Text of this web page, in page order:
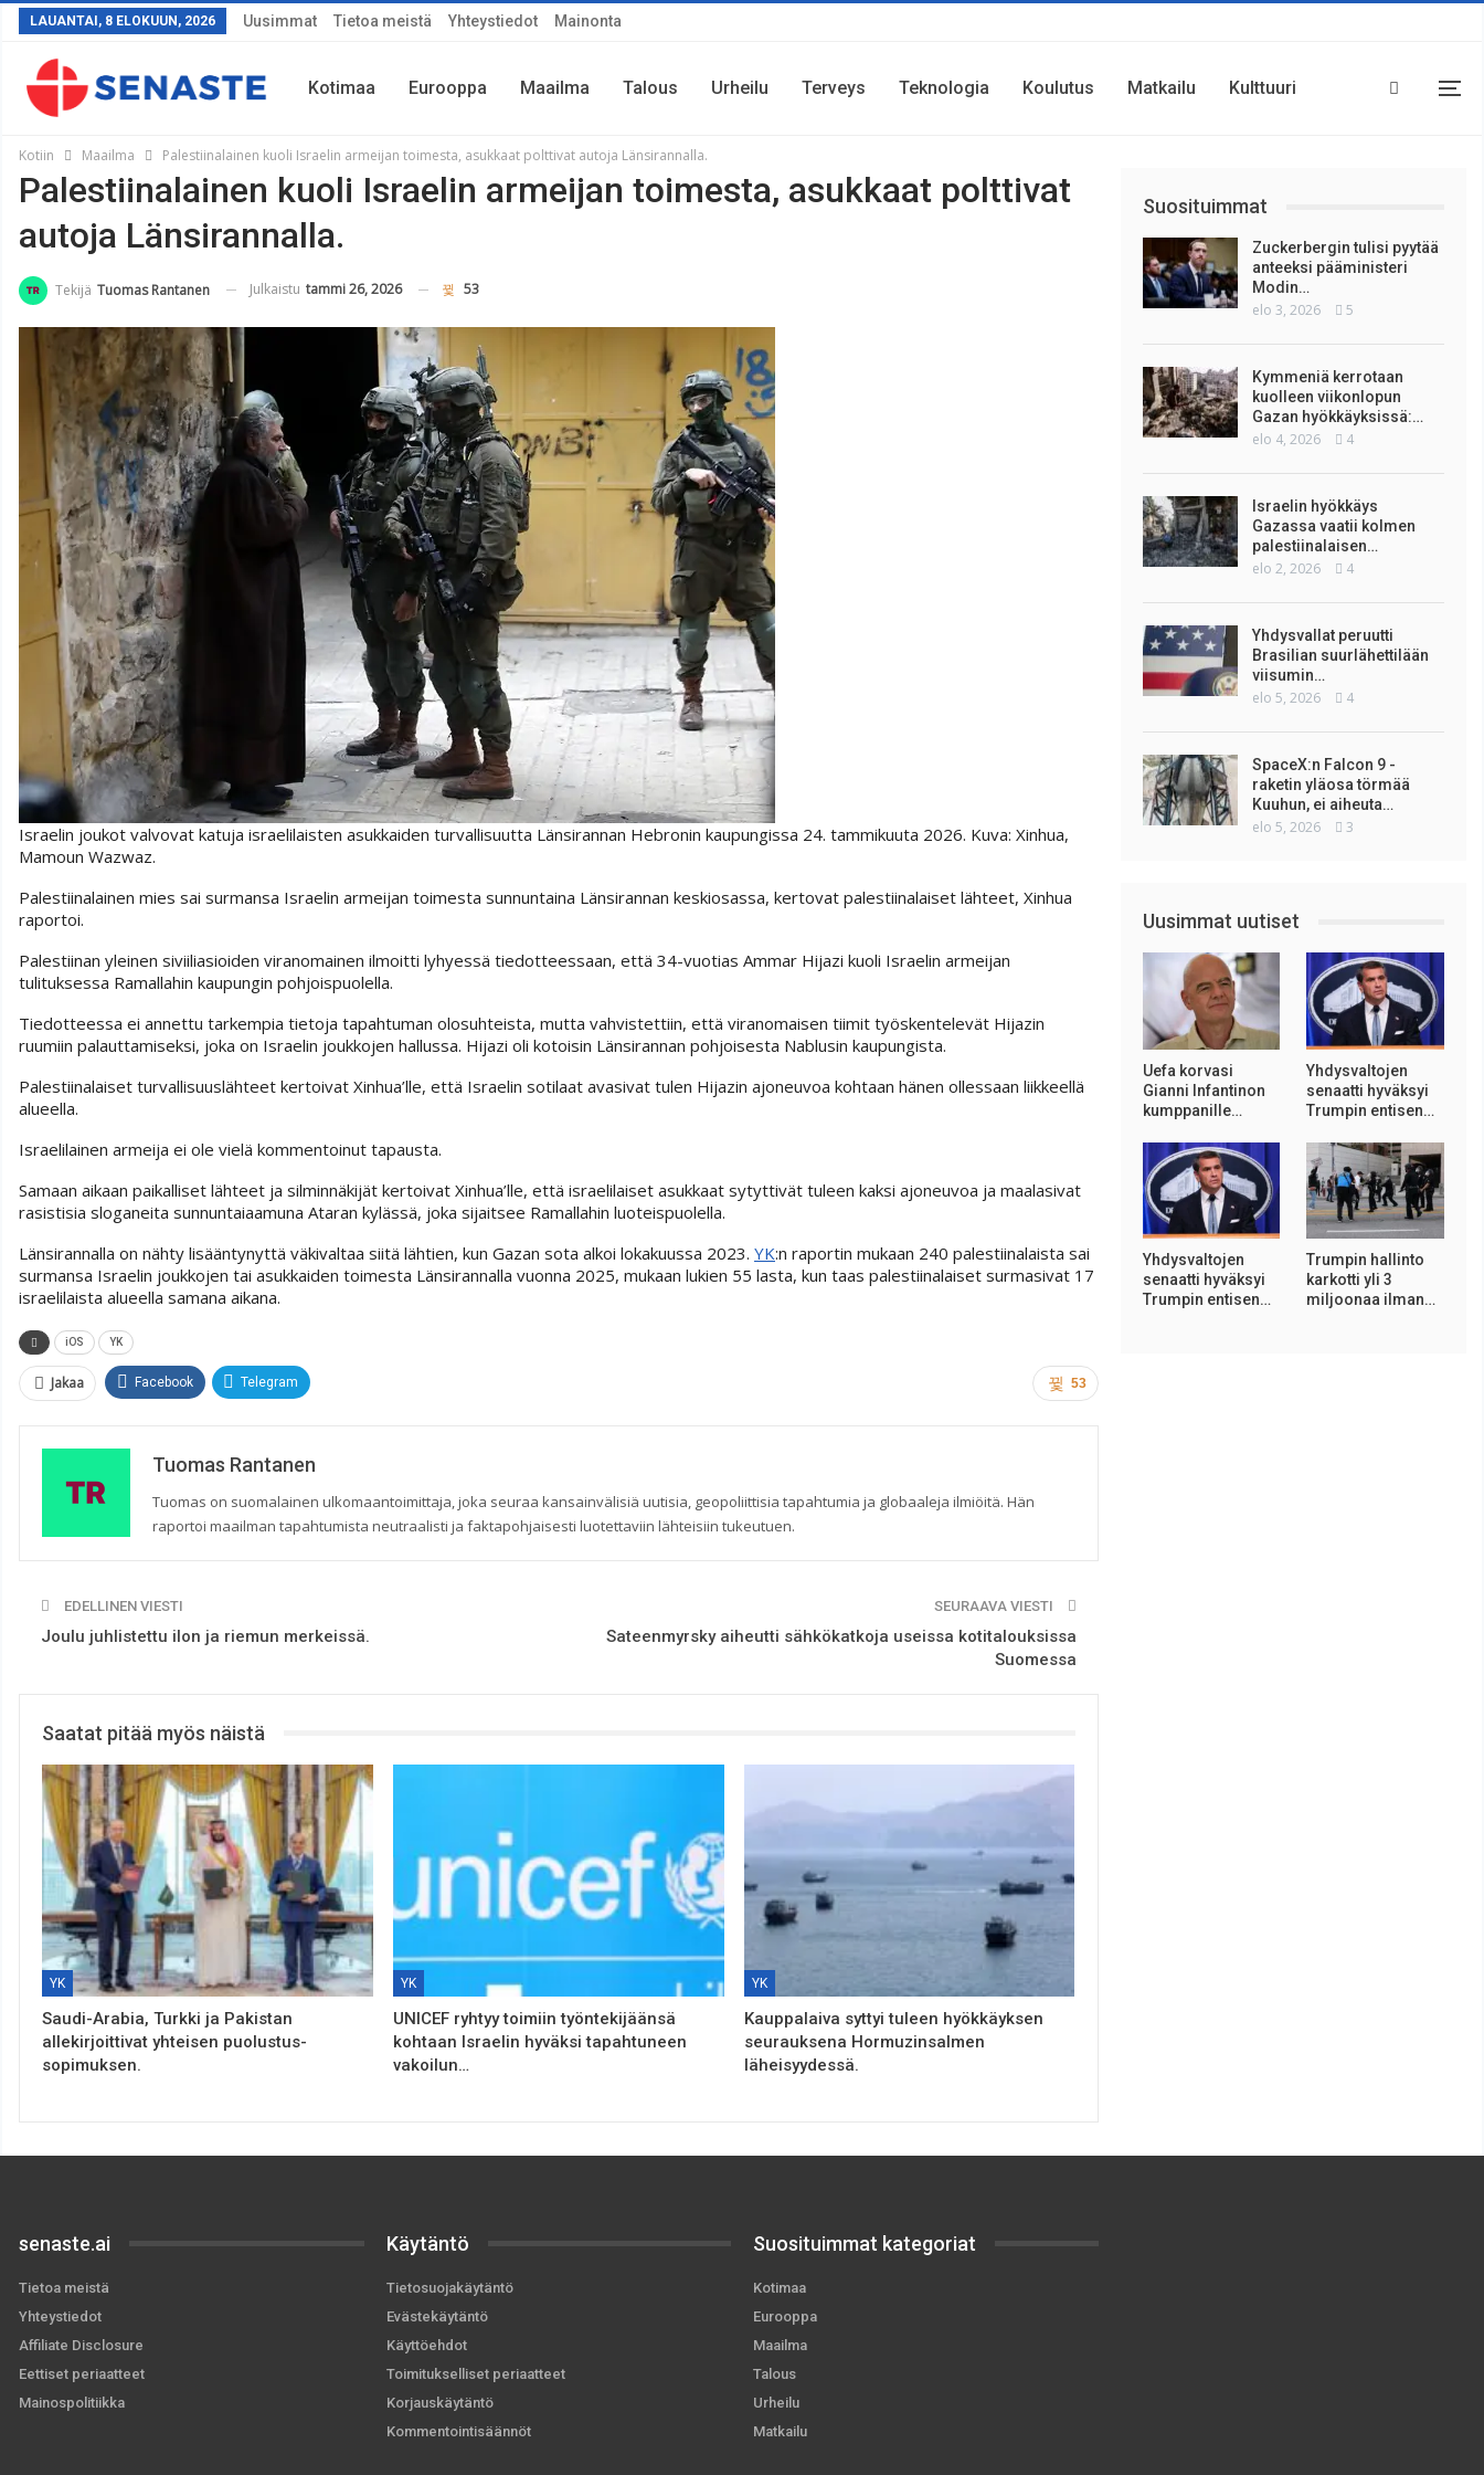
LAUANTAI, 8 ELOKUUN, 2026 Uusimmat Tietoa meistä Yhteystiedot Mainonta
Kotimaa Eurooppa Maailma Talous Urheilu Terveys Teknologia Koulutus Matkailu Kulttuuri
Sää
Kotiin Maailma Palestiinalainen kuoli Israelin armeijan toimesta, asukkaat polttivat autoja Länsirannalla.
Palestiinalainen kuoli Israelin armeijan toimesta, asukkaat polttivat
autoja Länsirannalla.
Tekijä Tuomas Rantanen Julkaistu tammi 26, 2026 53
Israelin joukot valvovat katuja israelilaisten asukkaiden turvallisuutta Länsirannan Hebronin kaupungissa 24. tammikuuta 2026. Kuva: Xinhua,
Mamoun Wazwaz.
Palestiinalainen mies sai surmansa Israelin armeijan toimesta sunnuntaina Länsirannan keskiosassa, kertovat palestiinalaiset lähteet, Xinhua
raportoi.
Palestiinan yleinen siviiliasioiden viranomainen ilmoitti lyhyessä tiedotteessaan, että 34-vuotias Ammar Hijazi kuoli Israelin armeijan
tulituksessa Ramallahin kaupungin pohjoispuolella.
Tiedotteessa ei annettu tarkempia tietoja tapahtuman olosuhteista, mutta vahvistettiin, että viranomaisen tiimit työskentelevät Hijazin
ruumiin palauttamiseksi, joka on Israelin joukkojen hallussa. Hijazi oli kotoisin Länsirannan pohjoisesta Nablusin kaupungista.
Palestiinalaiset turvallisuuslähteet kertoivat Xinhua’lle, että Israelin sotilaat avasivat tulen Hijazin ajoneuvoa kohtaan hänen ollessaan liikkeellä
alueella.
Israelilainen armeija ei ole vielä kommentoinut tapausta.
Samaan aikaan paikalliset lähteet ja silminnäkijät kertoivat Xinhua’lle, että israelilaiset asukkaat sytyttivät tuleen kaksi ajoneuvoa ja maalasivat
rasistisia sloganeita sunnuntaiaamuna Ataran kylässä, joka sijaitsee Ramallahin luoteispuolella.
Länsirannalla on nähty lisääntynyttä väkivaltaa siitä lähtien, kun Gazan sota alkoi lokakuussa 2023. YK:n raportin mukaan 240 palestiinalaista sai
surmansa Israelin joukkojen tai asukkaiden toimesta Länsirannalla vuonna 2025, mukaan lukien 55 lasta, kun taas palestiinalaiset surmasivat 17
israelilaista alueella samana aikana.
iOS YK
53
Jakaa Facebook Telegram
Tuomas Rantanen
Tuomas on suomalainen ulkomaantoimittaja, joka seuraa kansainvälisiä uutisia, geopoliittisia tapahtumia ja globaaleja ilmiöitä. Hän
raportoi maailman tapahtumista neutraalisti ja faktapohjaisesti luotettaviin lähteisiin tukeutuen.
EDELLINEN VIESTI
Joulu juhlistettu ilon ja riemun merkeissä.
SEURAAVA VIESTI
Sateenmyrsky aiheutti sähkökatkoja useissa kotitalouksissa
Suomessa
Saatat pitää myös näistä
YK
Saudi-Arabia, Turkki ja Pakistan
allekirjoittivat yhteisen puolustus-
sopimuksen.
YK
UNICEF ryhtyy toimiin työntekijäänsä
kohtaan Israelin hyväksi tapahtuneen
vakoilun…
YK
Kauppalaiva syttyi tuleen hyökkäyksen
seurauksena Hormuzinsalmen
läheisyydessä.
Suosituimmat
Zuckerbergin tulisi pyytää
anteeksi pääministeri
Modin…
elo 3, 2026 5
Kymmeniä kerrotaan
kuolleen viikonlopun
Gazan hyökkäyksissä:…
elo 4, 2026 4
Israelin hyökkäys
Gazassa vaatii kolmen
palestiinalaisen…
elo 2, 2026 4
Yhdysvallat peruutti
Brasilian suurlähettilään
viisumin…
elo 5, 2026 4
SpaceX:n Falcon 9 -
raketin yläosa törmää
Kuuhun, ei aiheuta…
elo 5, 2026 3
Uusimmat uutiset
Uefa korvasi
Gianni Infantinon
kumppanille…
Yhdysvaltojen
senaatti hyväksyi
Trumpin entisen…
Yhdysvaltojen
senaatti hyväksyi
Trumpin entisen…
Trumpin hallinto
karkotti yli 3
miljoonaa ilman…
senaste.ai
Tietoa meistä
Yhteystiedot
Affiliate Disclosure
Eettiset periaatteet
Mainospolitiikka
Käytäntö
Tietosuojakäytäntö
Evästekäytäntö
Käyttöehdot
Toimitukselliset periaatteet
Korjauskäytäntö
Kommentointisäännöt
Suosituimmat kategoriat
Kotimaa
Eurooppa
Maailma
Talous
Urheilu
Matkailu